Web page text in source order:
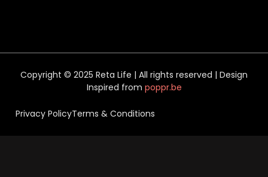
Copyright © 2025 Reta Life | All rights reserved | Design
Inspired from poppr.be
Privacy PolicyTerms & Conditions